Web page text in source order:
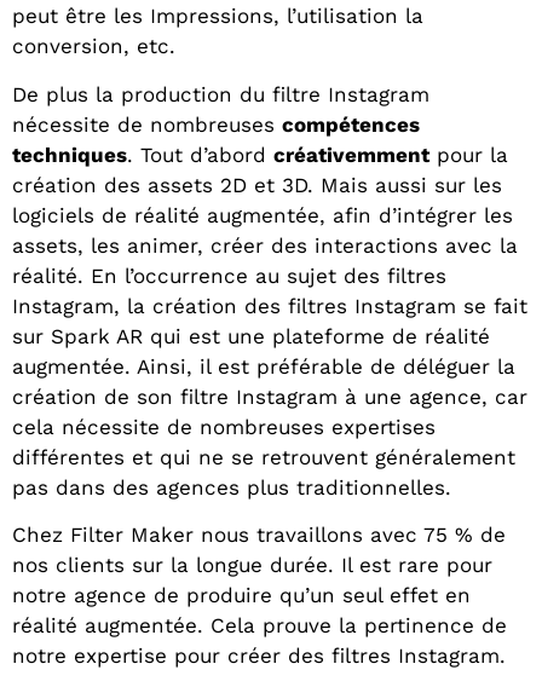
peut être les Impressions, l’utilisation la
conversion, etc.
De plus la production du filtre Instagram
nécessite de nombreuses compétences
techniques. Tout d’abord créativemmentpour la
création des assets 2D et 3D. Mais aussi sur les
logiciels de réalité augmentée, afin d’intégrer les
assets, les animer, créer des interactions avec la
réalité. En l’occurrence au sujet des filtres
Instagram, la création des filtres Instagram se fait
sur Spark AR qui est une plateforme de réalité
augmentée. Ainsi, il est préférable de déléguer la
création de son filtre Instagram à une agence, car
cela nécessite de nombreuses expertises
différentes et qui ne se retrouvent généralement
pas dans des agences plus traditionnelles.
Chez Filter Maker nous travaillons avec 75 % de
nos clients sur la longue durée. Il est rare pour
notre agence de produire qu’un seul effet en
réalité augmentée. Cela prouve la pertinence de
notre expertise pour créer des filtres Instagram.